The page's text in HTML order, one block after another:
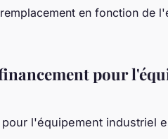
en fonction de
pour
l'équipement industriel